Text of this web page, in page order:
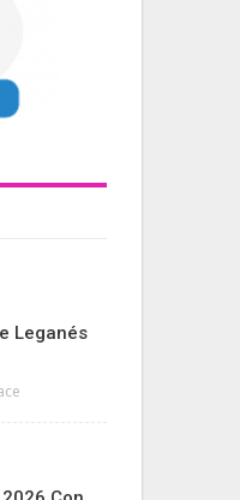
Leganés